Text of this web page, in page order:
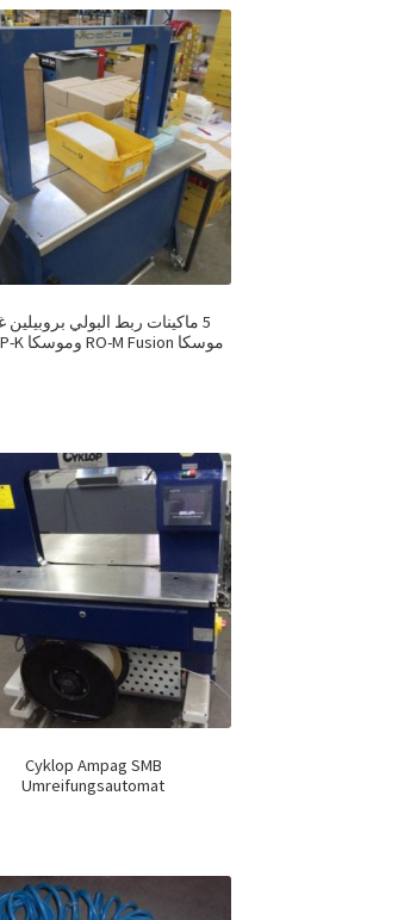
5 ماكينات ربط البولي بروبيلين
موسكا RO-M Fusion وموسكا RO-MP-K
Cyklop Ampag SMB
Umreifungsautomat